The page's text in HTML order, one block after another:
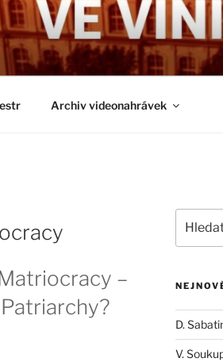
VE
témata
Archiv videonahrávek
–
D.
V.